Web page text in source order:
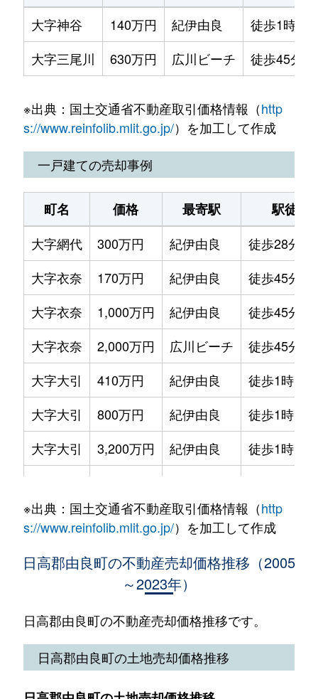
大字神谷
140万円 紀伊由良
徒歩1時間
大字三尾川
630万円 広川ビーチ 徒歩45分
※出典：国土交通省不動産取引価格情報（http
s://www.reinfolib.mlit.go.jp/）を加工して作成
一戸建ての売却事例
町名 価格 最寄駅
駅徒歩
大字網代
300万円 紀伊由良
徒歩28分
大字衣奈
170万円 紀伊由良
徒歩45分
大字衣奈
1,000万円 紀伊由良
徒歩45分
大字衣奈
2,000万円 広川ビーチ
徒歩45分
大字大引
410万円 紀伊由良
徒歩1時間
大字大引
800万円 紀伊由良
徒歩1時間
大字大引
3,200万円 紀伊由良
徒歩1時間
※出典：国土交通省不動産取引価格情報（http
s://www.reinfolib.mlit.go.jp/）を加工して作成
日高郡由良町の不動産売却価格推移（2005
～2023年）
日高郡由良町の不動産売却価格推移です。
日高郡由良町の土地売却価格推移